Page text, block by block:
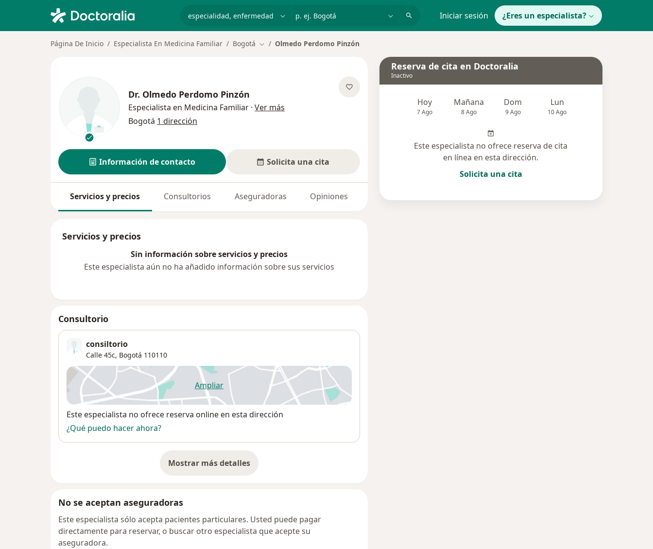
p. ej. Bogotá Iniciar sesión ¿Eres un especialista?
Página De Inicio Especialista En Medicina Familiar Bogotá Cambiar de ciudad
Olmedo Perdomo Pinzón
Dr. Olmedo Perdomo Pinzón
Especialista en Medicina Familiar · Ver más
Bogotá 1 dirección
Información de contacto Solicita una cita
Servicios y precios Consultorios Aseguradoras Opiniones
Servicios y precios
Sin información sobre servicios y precios
Este especialista aún no ha añadido información sobre sus servicios
Consultorio
consiltorio
Calle 45c, Bogotá 110110
Ampliarse abre en una nueva pestaña
Disponibilidad
Este especialista no ofrece reserva online en esta dirección
¿Qué puedo hacer ahora?
Mostrar más detalles
sobre la dirección
No se aceptan aseguradoras
Este especialista sólo acepta pacientes particulares. Usted puede pagar
directamente para reservar, o buscar otro especialista que acepte su
aseguradora.
Reserva de cita en Doctoralia
Inactivo
Hoy
7 Ago
Mañana
8 Ago
Dom
9 Ago
Lun
10 Ago
Este especialista no ofrece reserva de cita
en línea en esta dirección.
Solicita una cita